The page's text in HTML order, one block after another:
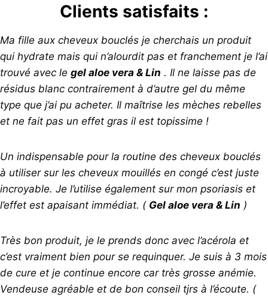
Clients satisfaits :
Ma fille aux cheveux bouclés je cherchais un produit
qui hydrate mais qui n’alourdit pas et franchement je l’ai
trouvé avec le gel aloe vera & Lin . Il ne laisse pas de
résidus blanc contrairement à d’autre gel du même
type que j’ai pu acheter. Il maîtrise les mèches rebelles
et ne fait pas un effet gras il est topissime !
Un indispensable pour la routine des cheveux bouclés
à utiliser sur les cheveux mouillés en congé c’est juste
incroyable. Je l’utilise également sur mon psoriasis et
l’effet est apaisant immédiat. ( Gel aloe vera & Lin )
Très bon produit, je le prends donc avec l’acérola et
c’est vraiment bien pour se requinquer. Je suis à 3 mois
de cure et je continue encore car très grosse anémie.
Vendeuse agréable et de bon conseil tjrs à l’écoute. (